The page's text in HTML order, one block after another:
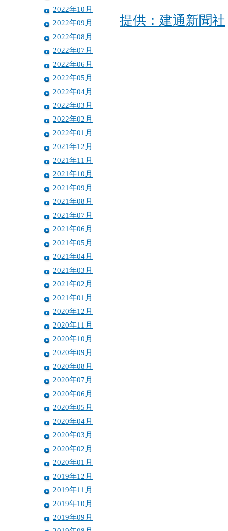
2022年10月
2022年09月
2022年08月
2022年07月
2022年06月
2022年05月
2022年04月
2022年03月
2022年02月
2022年01月
2021年12月
2021年11月
2021年10月
2021年09月
2021年08月
2021年07月
2021年06月
2021年05月
2021年04月
2021年03月
2021年02月
2021年01月
2020年12月
2020年11月
2020年10月
2020年09月
2020年08月
2020年07月
2020年06月
2020年05月
2020年04月
2020年03月
2020年02月
2020年01月
2019年12月
2019年11月
2019年10月
2019年09月
提供：建通新聞社